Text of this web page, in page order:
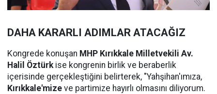
DAHA KARARLI ADIMLAR ATACAĞIZ
Kongrede konuşan MHP Kırıkkale Milletvekili Av.
Halil Öztürkise kongrenin birlik ve beraberlik
içerisinde gerçekleştiğini belirterek, "Yahşihan'ımıza,
Kırıkkale'mize ve partimize hayırlı olmasını diliyorum.